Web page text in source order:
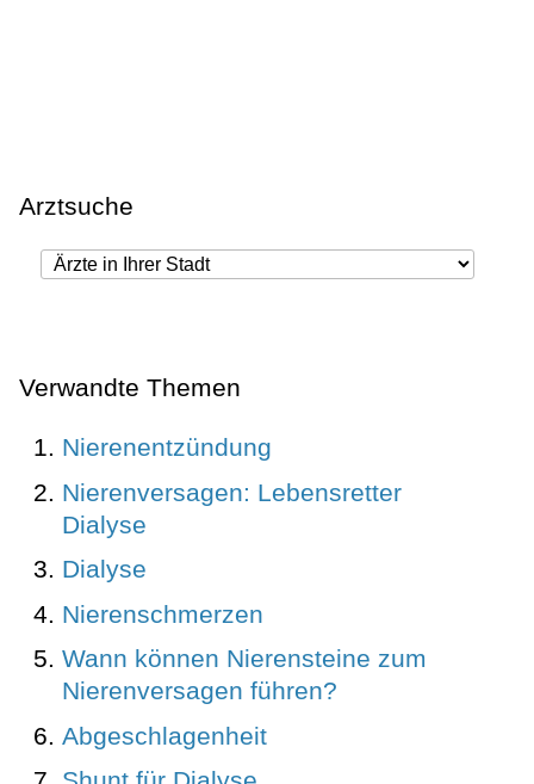
Arztsuche
Verwandte Themen
Nierenentzündung
Nierenversagen: Lebensretter
Dialyse
Dialyse
Nierenschmerzen
Wann können Nierensteine zum
Nierenversagen führen?
Abgeschlagenheit